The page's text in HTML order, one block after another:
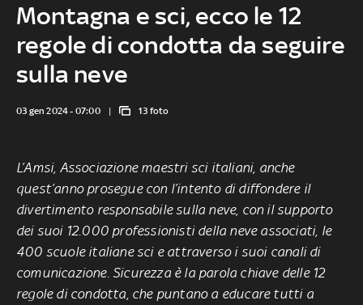
Montagna e sci, ecco le 12
regole di condotta da seguire
sulla neve
03 gen 2024 - 07:00 13 foto
L’Amsi, Associazione maestri sci italiani, anche
quest’anno prosegue con l’intento di diffondere il
divertimento responsabile sulla neve, con il supporto
dei suoi 12.000 professionisti della neve associati, le
400 scuole italiane sci e attraverso i suoi canali di
comunicazione. Sicurezza è la parola chiave delle 12
regole di condotta, che puntano a educare tutti a